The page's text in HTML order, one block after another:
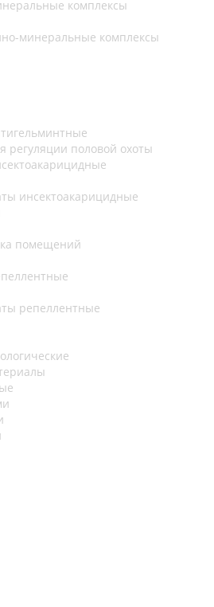
комплексы
минеральные комплексы
регуляции половой охоты
инсектоакарицидные
помещений
репеллентные